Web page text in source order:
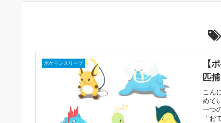
ポケモンスリープ
【
匹
こん
めて
一つ
「